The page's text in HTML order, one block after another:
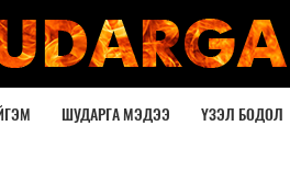
ШУДАРГА МЭДЭЭ ҮЗЭЛ БОДОЛ